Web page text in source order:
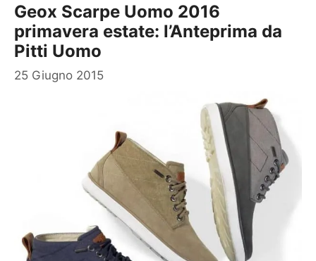
Geox Scarpe Uomo 2016
primavera estate: l’Anteprima da
Pitti Uomo
25 Giugno 2015